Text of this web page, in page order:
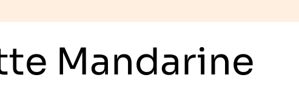
Mandarine